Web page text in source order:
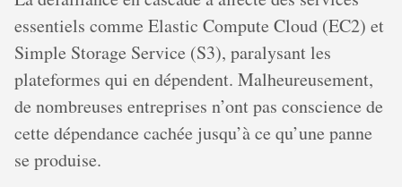
essentiels comme Elastic Compute Cloud (EC2) et
Simple Storage Service (S3), paralysant les
plateformes qui en dépendent. Malheureusement,
de nombreuses entreprises n’ont pas conscience de
cette dépendance cachée jusqu’à ce qu’une panne
se produise.